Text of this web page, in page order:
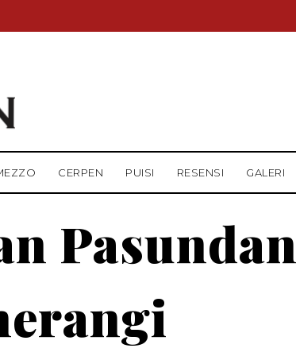
CERPEN PUISI RESENSI GALERI
Pasundan